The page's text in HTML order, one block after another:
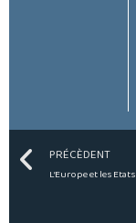
Prev
PRÉCÈDENT
L’Europe et les